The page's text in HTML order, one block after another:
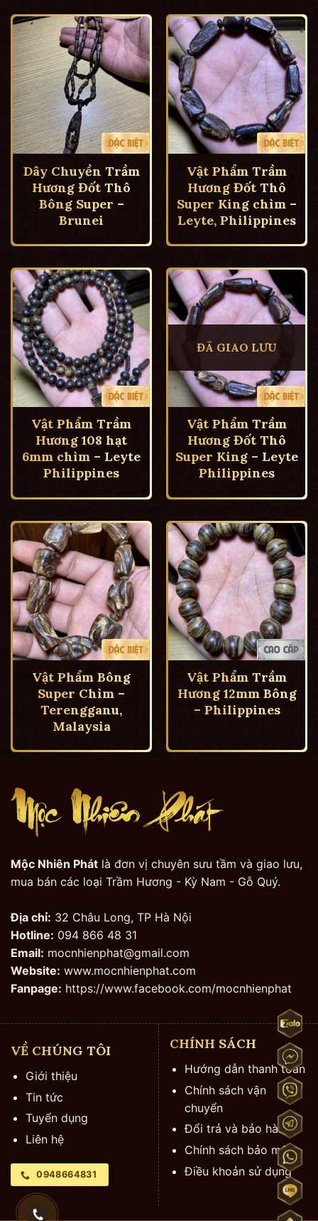
Dây Chuyền Trầm
Hương Đốt Thô
Bông Super –
Brunei
Vật Phẩm Trầm
Hương Đốt Thô
Super King chìm –
Leyte, Philippines
Vật Phẩm Trầm
Hương 108 hạt
6mm chìm – Leyte
Philippines
ĐÃ GIAO LƯU
Vật Phẩm Trầm
Hương Đốt Thô
Super King – Leyte
Philippines
Vật Phẩm Bông
Super Chìm –
Terengganu,
Malaysia
Vật Phẩm Trầm
Hương 12mm Bông
– Philippines
Mộc Nhiên Phát là đơn vị chuyên sưu tầm và giao lưu,
mua bán các loại Trầm Hương - Kỳ Nam - Gỗ Quý.
Địa chỉ: 32 Châu Long, TP Hà Nội
Hotline: 094 866 48 31
Email: mocnhienphat@gmail.com
Website: www.mocnhienphat.com
Fanpage: https://www.facebook.com/mocnhienphat
VỀ CHÚNG TÔI
Giới thiệu
Tin tức
Tuyển dụng
Liên hệ
0948664831
CHÍNH SÁCH
Hướng dẫn thanh toán
Chính sách vận
chuyển
Đổi trả và bảo hành
Chính sách bảo mật
Điều khoản sử dụng